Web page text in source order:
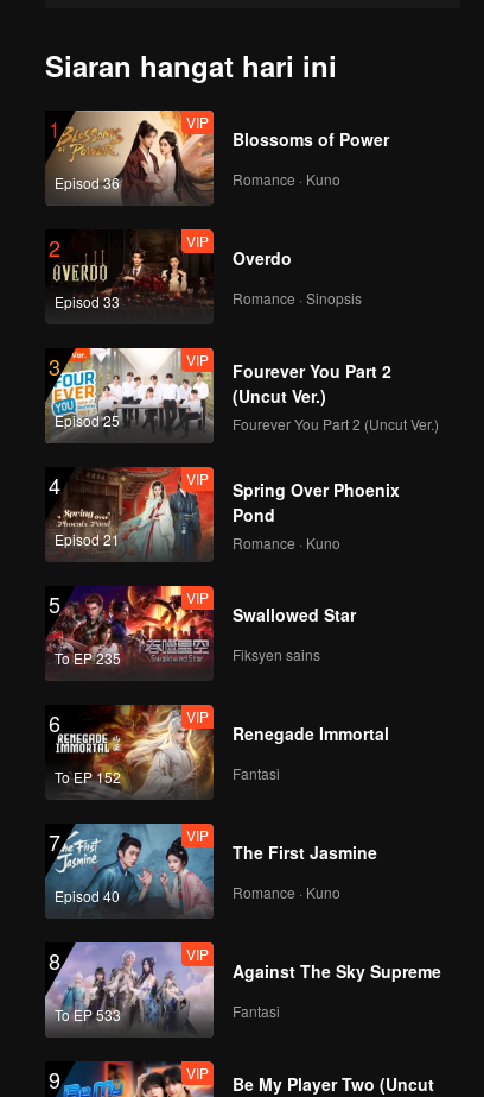
Siaran hangat hari ini
1
Episod 36
VIP
Blossoms of Power
Romance · Kuno
2
Episod 33
VIP
Overdo
Romance · Sinopsis
3
Episod 25
VIP
Fourever You Part 2
(Uncut Ver.)
Fourever You Part 2 (Uncut Ver.)
4
Episod 21
VIP
Spring Over Phoenix
Pond
Romance · Kuno
5
To EP 235
VIP
Swallowed Star
Fiksyen sains
6
To EP 152
VIP
Renegade Immortal
Fantasi
7
Episod 40
VIP
The First Jasmine
Romance · Kuno
8
To EP 533
VIP
Against The Sky Supreme
Fantasi
9 VIP
Be My Player Two (Uncut